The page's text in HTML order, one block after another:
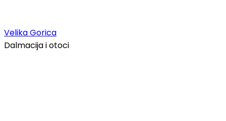
Velika Gorica
Dalmacija i otoci